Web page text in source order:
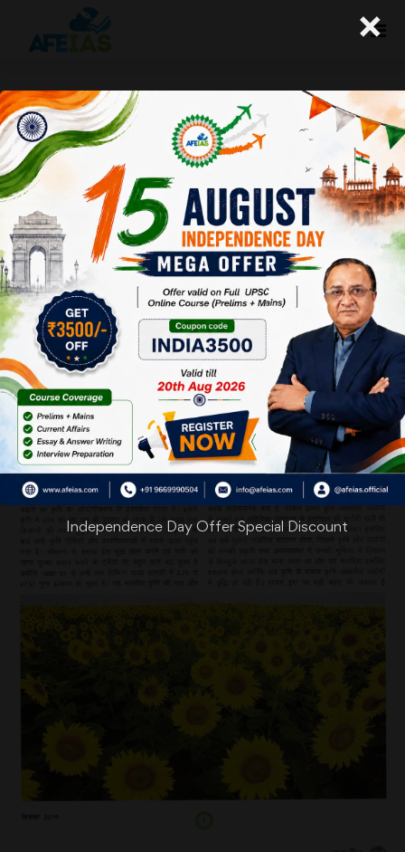
कुरुक्षेत्र : किसानों की आय बढ़ाने में सहायक
कृषि उद्योग (14-12-2019)
Afeias 14 Dec 2019
To Download Click Here.
×
Independence Day Offer Special Discount